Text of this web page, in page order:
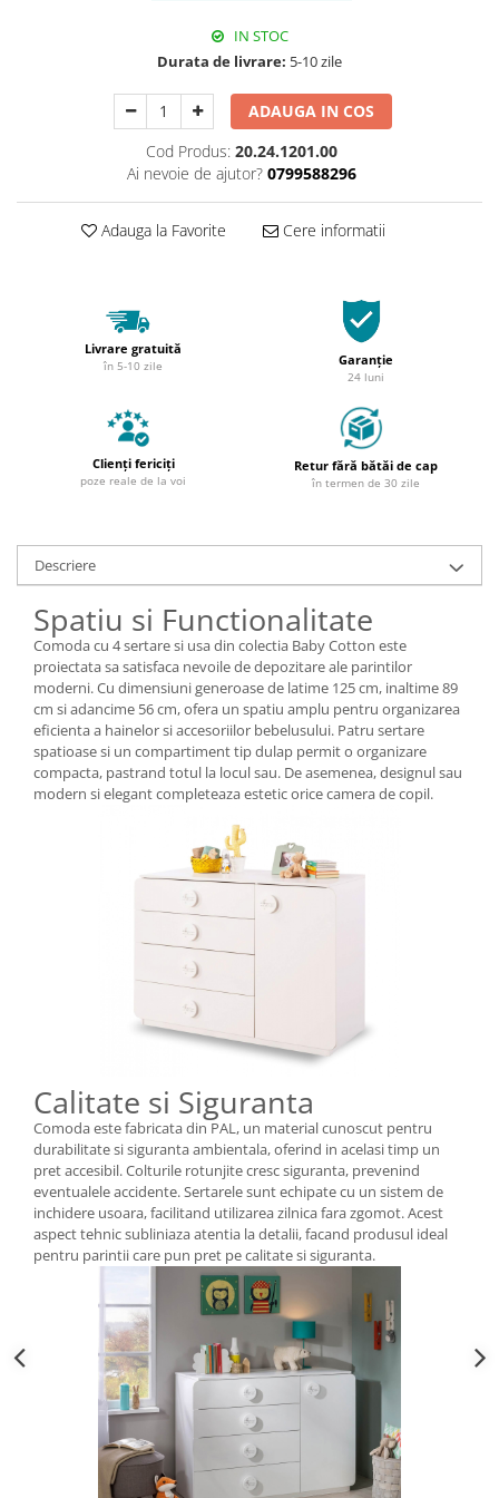
IN STOC
Durata de livrare: 5-10 zile
ADAUGA IN COS
Cod Produs: 20.24.1201.00
Ai nevoie de ajutor? 0799588296
Adauga la Favorite Cere informatii
Livrare gratuită
în 5-10 zile Garanție
24 luni
Clienți fericiți
poze reale de la voi
Retur fără bătăi de cap
în termen de 30 zile
Descriere
Spatiu si Functionalitate
Comoda cu 4 sertare si usa din colectia Baby Cotton este
proiectata sa satisfaca nevoile de depozitare ale parintilor
moderni. Cu dimensiuni generoase de latime 125 cm, inaltime 89
cm si adancime 56 cm, ofera un spatiu amplu pentru organizarea
eficienta a hainelor si accesoriilor bebelusului. Patru sertare
spatioase si un compartiment tip dulap permit o organizare
compacta, pastrand totul la locul sau. De asemenea, designul sau
modern si elegant completeaza estetic orice camera de copil.
Calitate si Siguranta
Comoda este fabricata din PAL, un material cunoscut pentru
durabilitate si siguranta ambientala, oferind in acelasi timp un
pret accesibil. Colturile rotunjite cresc siguranta, prevenind
eventualele accidente. Sertarele sunt echipate cu un sistem de
inchidere usoara, facilitand utilizarea zilnica fara zgomot. Acest
aspect tehnic subliniaza atentia la detalii, facand produsul ideal
pentru parintii care pun pret pe calitate si siguranta.